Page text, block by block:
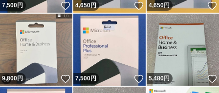
7,500円 いいね！
4,650円 いいね！
4,650円
9,800円 いいね！
7,500円 いいね！
5,480円